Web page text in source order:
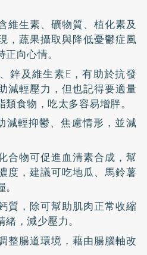
維生素、礦物質、植化素及
，蔬果攝取與降低憂鬱症風
向心情。
鋅及維生素E，有助於抗發
減輕壓力，但也記得要適量
食物，吃太多容易增胖。
減輕抑鬱、焦慮情形，並減
合物可促進血清素合成，幫
度，建議可吃地瓜、馬鈴薯
質，除可幫助肌肉正常收縮
，減少壓力。
整腸道環境，藉由腸腦軸改